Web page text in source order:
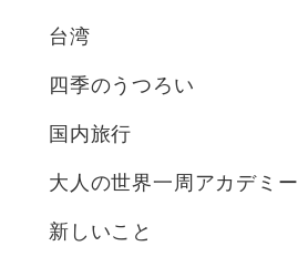
台湾
四季のうつろい
国内旅行
大人の世界一周アカデミー
新しいこと